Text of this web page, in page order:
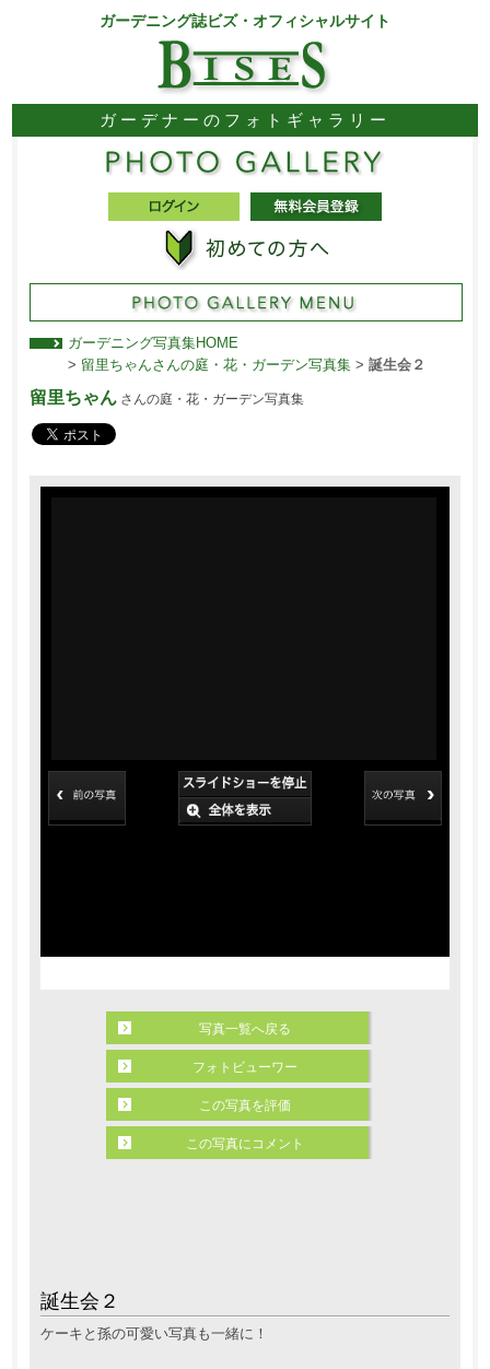
ガーデニング誌ビズ・オフィシャルサイト
ガーデナーのフォトギャラリー
ガーデニング写真集HOME
> 留里ちゃんさんの庭・花・ガーデン写真集> 誕生会２
留里ちゃんさんの庭・花・ガーデン写真集
誕生会２
ケーキと孫の可愛い写真も一緒に！
写真一覧へ戻る
フォトビューワー
この写真を評価
この写真にコメント